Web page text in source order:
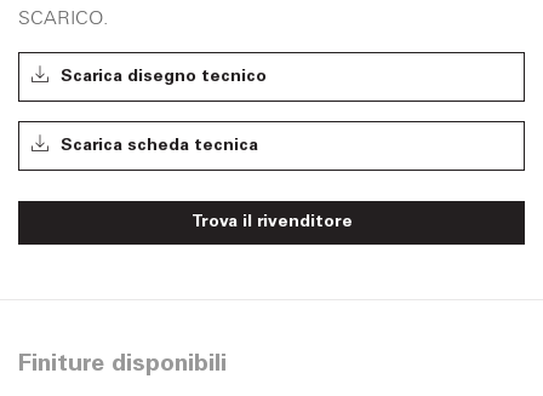
SCARICO.
Scarica disegno tecnico
Scarica scheda tecnica
Trova il rivenditore
Finiture disponibili